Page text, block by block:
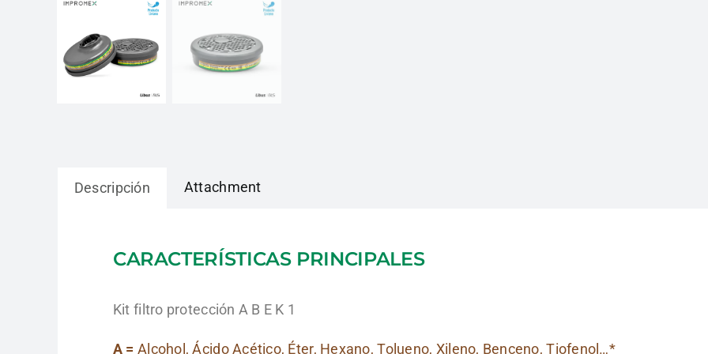
Descripción Attachment
CARACTERÍSTICAS PRINCIPALES
Kit filtro protección A B E K 1
A = Alcohol, Ácido Acético, Éter, Hexano,Tolueno, Xileno, Benceno, Tiofenol…*